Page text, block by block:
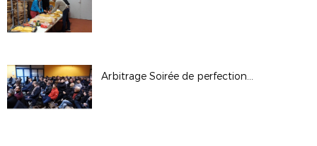
Arbitrage Soirée de perfectionnement Acte 3